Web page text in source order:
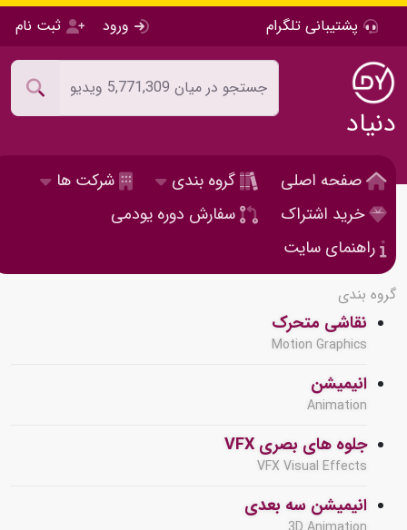
پشتیبانی تلگرام ورود ثبت نام
دنیاد
صفحه اصلی گروه بندی
شرکت ها
خرید اشتراک
سفارش دوره یودمی
راهنمای سایت
گروه بندی
نقاشی متحرک
Motion Graphics
انیمیشن
Animation
جلوه های بصری VFX
VFX Visual Effects
انیمیشن سه بعدی